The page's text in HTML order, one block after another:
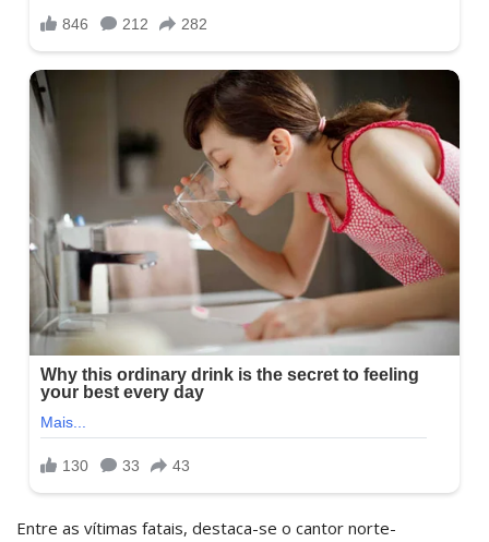
Entre as vítimas fatais, destaca-se o cantor norte-